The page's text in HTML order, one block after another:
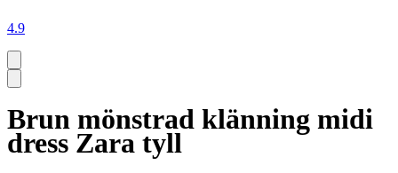
4.9
Brun mönstrad klänning midi
dress Zara tyll